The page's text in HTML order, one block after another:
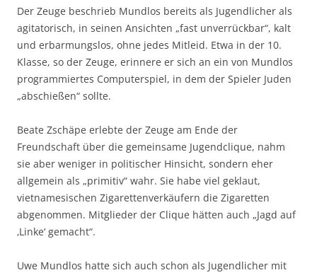
Der Zeuge beschrieb Mundlos bereits als Jugendlicher als
agitatorisch, in seinen Ansichten „fast unverrückbar“, kalt
und erbarmungslos, ohne jedes Mitleid. Etwa in der 10.
Klasse, so der Zeuge, erinnere er sich an ein von Mundlos
programmiertes Computerspiel, in dem der Spieler Juden
„abschießen“ sollte.
Beate Zschäpe erlebte der Zeuge am Ende der
Freundschaft über die gemeinsame Jugendclique, nahm
sie aber weniger in politischer Hinsicht, sondern eher
allgemein als „primitiv“ wahr. Sie habe viel geklaut,
vietnamesischen Zigarettenverkäufern die Zigaretten
abgenommen. Mitglieder der Clique hätten auch „Jagd auf
‚Linke‘ gemacht“.
Uwe Mundlos hatte sich auch schon als Jugendlicher mit